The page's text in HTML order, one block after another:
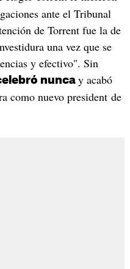
ante el Tribunal
de Torrent fue la de
una vez que se
y efectivo". Sin
nunca y acabó
como nuevo president de